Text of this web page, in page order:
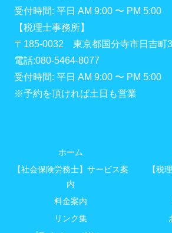
受付時間: 平日 AM 9:00 〜 PM 5:00
【税理士事務所】
〒185-0032 東京都国分寺市日吉町
電話:080-5464-8077
受付時間: 平日 AM 9:00 〜 PM 5:00
※予約を頂ければ土日も営業
ホーム
【社会保険労務士】サービス案
内
【税
料金案内
リンク集